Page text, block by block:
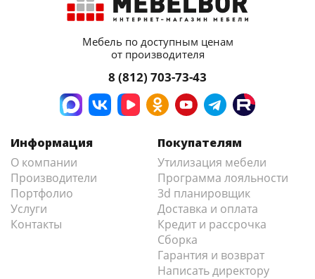
Мебель по доступным ценам
от производителя
8 (812) 703-73-43
Информация
О компании
Производители
Портфолио
Услуги
Контакты
Покупателям
Утилизация мебели
Программа лояльности
3d планировщик
Доставка и оплата
Кредит и рассрочка
Сборка
Гарантия и возврат
Написать директору